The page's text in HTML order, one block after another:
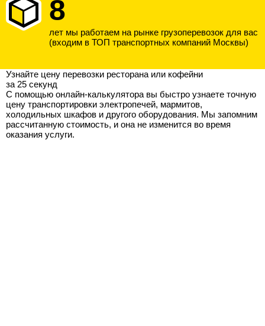
8
лет мы работаем на рынке грузоперевозок для вас
(входим в ТОП транспортных компаний Москвы)
Узнайте цену перевозки ресторана или кофейни
за 25 секунд
С помощью онлайн-калькулятора вы быстро узнаете точную
цену транспортировки электропечей, мармитов,
холодильных шкафов и другого оборудования. Мы запомним
рассчитанную стоимость, и она не изменится во время
оказания услуги.